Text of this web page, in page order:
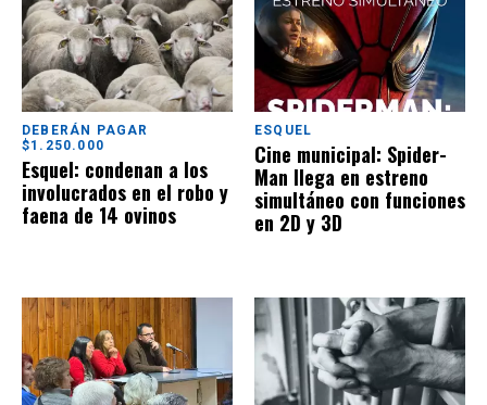
DEBERÁN PAGAR
$1.250.000
Esquel: condenan a los
involucrados en el robo y
faena de 14 ovinos
ESQUEL
Cine municipal: Spider-
Man llega en estreno
simultáneo con funciones
en 2D y 3D